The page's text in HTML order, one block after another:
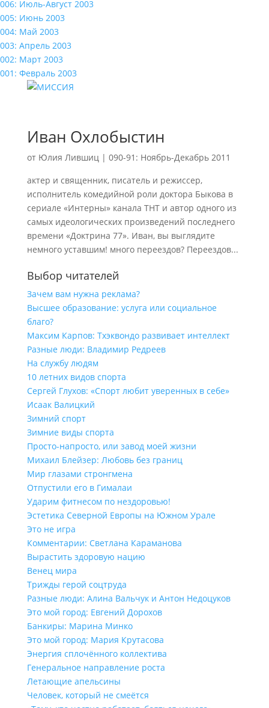
006: Июль-Август 2003
005: Июнь 2003
004: Май 2003
003: Апрель 2003
002: Март 2003
001: Февраль 2003
Иван Охлобыстин
от Юлия Лившиц| 090-91: Ноябрь-Декабрь 2011
актер и священник, писатель и режиссер,
исполнитель комедийной роли доктора Быкова в
сериале «Интерны» канала ТНТ и автор одного из
самых идеологических произведений последнего
времени «Доктрина 77». Иван, вы выглядите
немного уставшим! много переездов? Переездов...
Выбор читателей
Зачем вам нужна реклама?
Высшее образование: услуга или социальное
благо?
Максим Карпов: Тхэквондо развивает интеллект
Разные люди: Владимир Редреев
На службу людям
10 летних видов спорта
Сергей Глухов: «Спорт любит уверенных в себе»
Исаак Валицкий
Зимний спорт
Зимние виды спорта
Просто-напросто, или завод моей жизни
Михаил Блейзер: Любовь без границ
Мир глазами стронгмена
Отпустили его в Гималаи
Ударим фитнесом по нездоровью!
Эстетика Северной Европы на Южном Урале
Это не игра
Комментарии: Светлана Караманова
Вырастить здоровую нацию
Венец мира
Трижды герой соцтруда
Разные люди: Алина Вальчук и Антон Недоцуков
Это мой город: Евгений Дорохов
Банкиры: Марина Минко
Это мой город: Мария Крутасова
Энергия сплочённого коллектива
Генеральное направление роста
Летающие апельсины
Человек, который не смеётся